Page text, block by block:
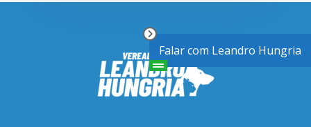
Falar com Leandro Hungria